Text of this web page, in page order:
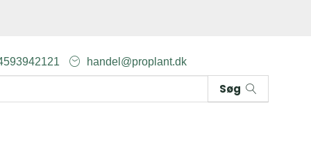
handel@proplant.dk
Søg